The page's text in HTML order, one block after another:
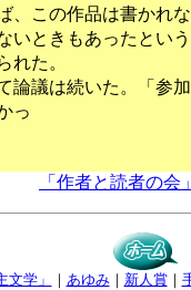
、この作品は書かれ
いときもあったとい
れた。
議は続いた。「参加
っ
「作者と読者の会
文学」 ｜ あゆみ｜ 新人賞｜